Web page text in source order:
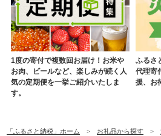
1度の寄付で複数回お届け！お米や
お肉、ビールなど、楽しみが続く人
気の定期便を一挙ご紹介いたしま
す。
ふるさ
代理寄
援、お
「ふるさと納税」ホーム お礼品から探す